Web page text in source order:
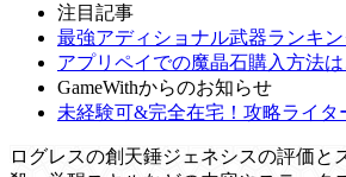
注目記事
最強アディショナル武器ランキ
アプリペイでの魔晶石購入方法
GameWithからのお知らせ
未経験可&完全在宅！攻略ライタ
ログレスの創天錘ジェネシスの評価と